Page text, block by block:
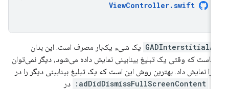
ViewController.swift
یک شیء یک‌بار مصرف است. این بدان
که وقتی یک تبلیغ بینابینی نمایش داده می‌شود، دیگر نمی‌توان
را نمایش داد. بهترین روش این است که یک تبلیغ بینابینی دیگر را در
adDidDismissFullScreenContent:
در